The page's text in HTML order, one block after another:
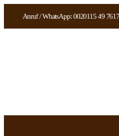
Anruf / WhatsApp: 0020115 49